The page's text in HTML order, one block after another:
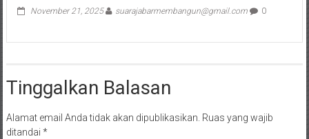
November 21, 2025 suarajabarmembangun@gmail.com 0
Tinggalkan Balasan
Alamat email Anda tidak akan dipublikasikan. Ruas yang wajib
ditandai *